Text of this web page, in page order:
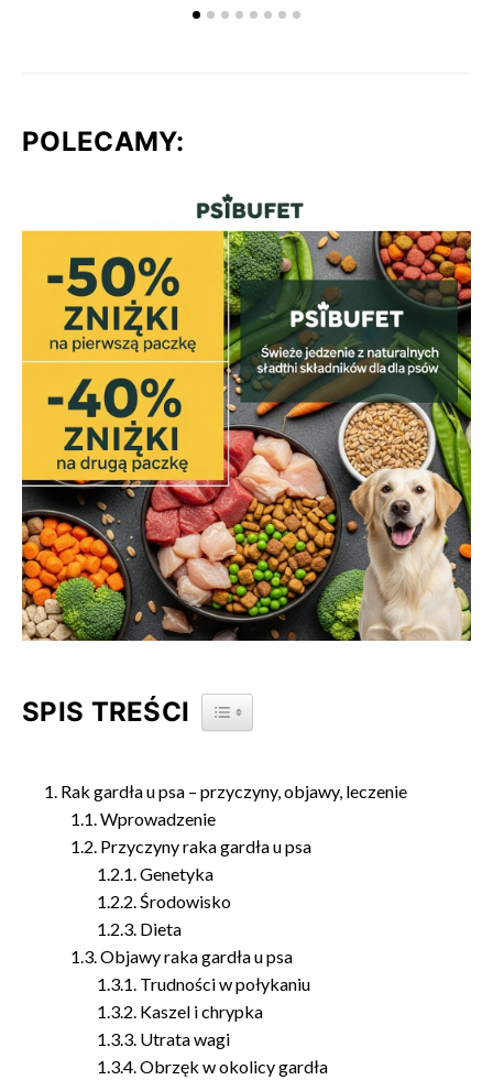
POLECAMY:
SPIS TREŚCI TOGGLE TABLE OF CONTENT
Rak gardła u psa – przyczyny, objawy, leczenie
Wprowadzenie
Przyczyny raka gardła u psa
Genetyka
Środowisko
Dieta
Objawy raka gardła u psa
Trudności w połykaniu
Kaszel i chrypka
Utrata wagi
Obrzęk w okolicy gardła